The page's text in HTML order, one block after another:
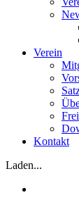
Verein
Kontakt
Laden...